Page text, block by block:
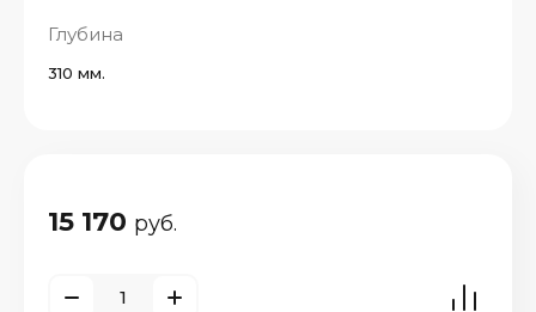
Глубина
310 мм.
15 170 руб.